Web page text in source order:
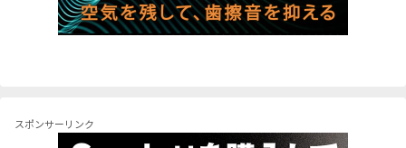
スポンサーリンク